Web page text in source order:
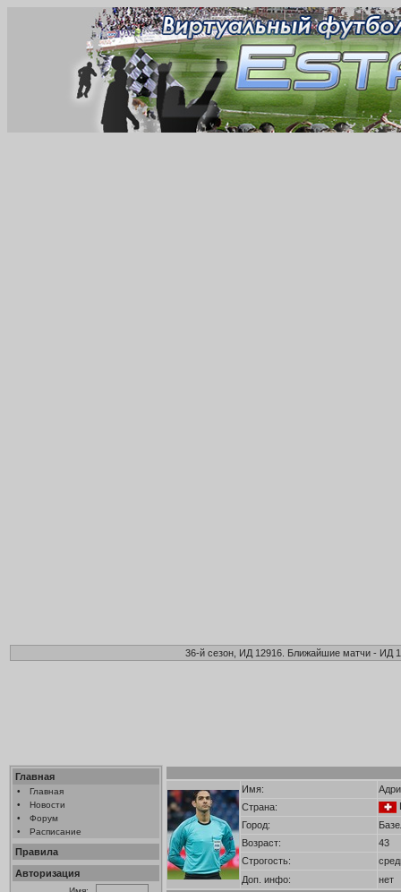
36-й сезон, ИД 12916. Ближайшие матчи - ИД
Главная
•
Главная
•
Новости
•
Форум
•
Расписание
Правила
Авторизация
Имя:
Страна:
Город:
Возраст:
43
Строгость:
Доп. инфо:
нет